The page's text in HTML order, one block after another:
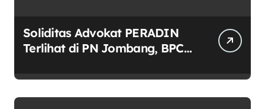
Soliditas Advokat PERADIN
Terlihat di PN Jombang, BPC
Bersinergi